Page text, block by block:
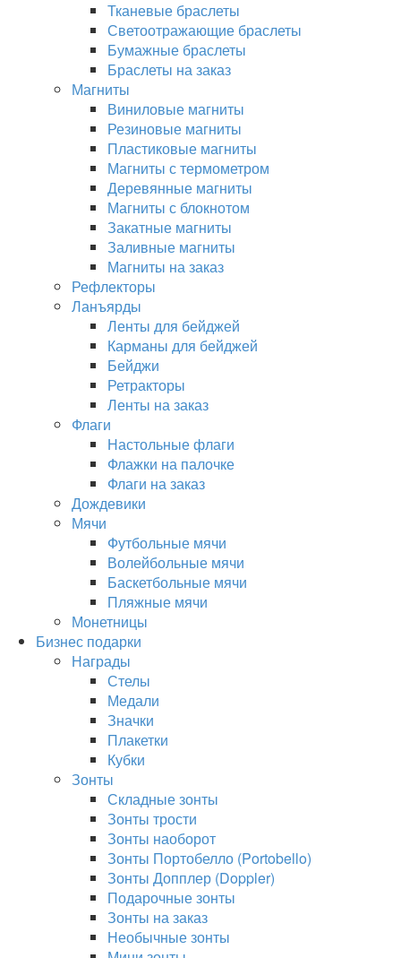
Тканевые браслеты
Светоотражающие браслеты
Бумажные браслеты
Браслеты на заказ
Магниты
Виниловые магниты
Резиновые магниты
Пластиковые магниты
Магниты с термометром
Деревянные магниты
Магниты с блокнотом
Закатные магниты
Заливные магниты
Магниты на заказ
Рефлекторы
Ланъярды
Ленты для бейджей
Карманы для бейджей
Бейджи
Ретракторы
Ленты на заказ
Флаги
Настольные флаги
Флажки на палочке
Флаги на заказ
Дождевики
Мячи
Футбольные мячи
Волейбольные мячи
Баскетбольные мячи
Пляжные мячи
Монетницы
Бизнес подарки
Награды
Стелы
Медали
Значки
Плакетки
Кубки
Зонты
Складные зонты
Зонты трости
Зонты наоборот
Зонты Портобелло (Portobello)
Зонты Допплер (Doppler)
Подарочные зонты
Зонты на заказ
Необычные зонты